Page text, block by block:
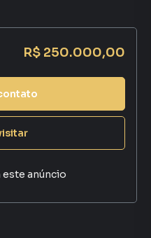
R$ 250.000,00
este anúncio